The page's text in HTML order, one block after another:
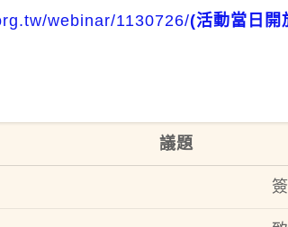
webinar/1130726/(活動當日開
議題